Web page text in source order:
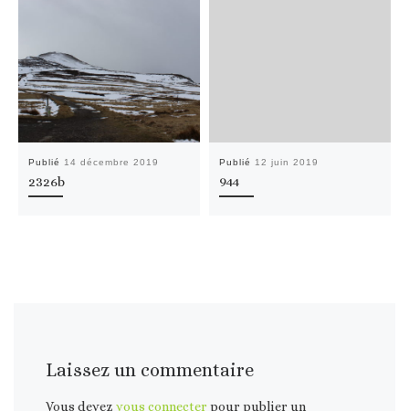
Publié 14 décembre 2019
2326b
Publié 12 juin 2019
944
Laissez un commentaire
Vous devezvous connecter pour publier un